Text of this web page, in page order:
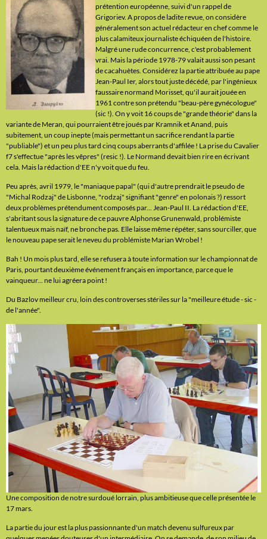
prétention européenne, suivi d'un rappel de
Grigoriev. A propos de ladite revue, on considère
généralement son actuel rédacteur en chef comme le
plus calamiteux journaliste échiquéen de l'histoire.
Malgré une rude concurrence, c'est probablement
vrai. Mais la période 1978-79 valait aussi son pesant
de cacahuètes. Considérez la partie attribuée au pape
Jean-Paul Ier, alors tout juste décédé, par l'ingénieux
faussaire normand Morisset, qu'il aurait jouée en
1961 contre son prétendu "beau-père gynécologue"
(sic !). On y voit 16 coups de "grande théorie" dans la
variante de Meran, qui pourraient être joués par Kramnik et Anand, puis
subitement, un coup inepte (mais permettant un sacrifice rendant la partie
"publiable") et un peu plus tard cinq coups aberrants d'affilée ! La prise du Cavalier
f7 s'effectue "après les vêpres" (resic !). Le Normand devait bien rire en écrivant
cela. Mais la rédaction d'EE n'y voit que du feu.
Peu après, avril 1979, le "maniaque papal" (qui d'autre prendrait le pseudo de
"Michal Rodzaj" de Lisbonne, "rodzaj" signifiant "genre" en polonais ?) ressort
deux problèmes prétendument composés par... Jean-Paul II. La rédaction d'EE,
s'abritant sous la signature de ce pauvre Alphonse Grunenwald, problémiste
talentueux mais naïf, ne bronche pas. Elle laisse même répéter, sans sourciller, que
le nouveau pape serait le neveu du problémiste Marian Wrobel !
Bah ! Un mois plus tard, elle se refusera à toute information sur le championnat de
Paris, pourtant deuxième événement français en importance, parce que le
vainqueur... ne lui agréera point !
Du Bazlov meilleur cru, loin des controverses stériles sur la "meilleure étude - sic -
de l'année".
Une composition de notre surdoué lorrain, plus ambitieuse que celle présentée le
17 mars.
La partie du jour est la plus passionnante d'un match devenu sulfureux par